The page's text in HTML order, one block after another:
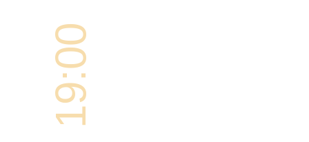
19:00